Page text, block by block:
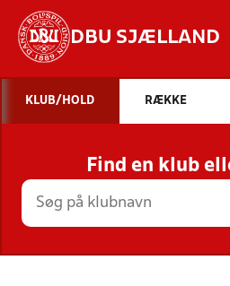
DBU SJÆLLAND
STILLINGER,
HOLD
KLUB/HOLD RÆKKE
Find en klub